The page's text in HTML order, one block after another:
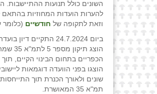
השונים כולל תנועות
וזאת לתקופה של חודשיים (כלומר עד
ביום 24.7.2024
הוצג
הכפריים בתחום הבינוי הקיים,
הוצגו בפני הוועדה דוגמאות
שונים ולאורך הכנרת תוך
תמ"א 35 המאושרת.